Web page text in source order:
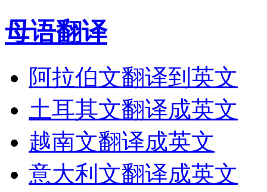
母语翻译
阿拉伯文翻译到英文
土耳其文翻译成英文
越南文翻译成英文
意大利文翻译成英文